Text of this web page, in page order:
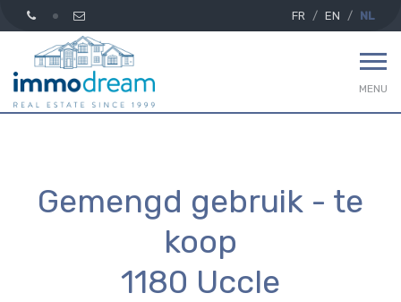
FR EN NL
MENU
Gemengd gebruik - te
koop
1180 Uccle